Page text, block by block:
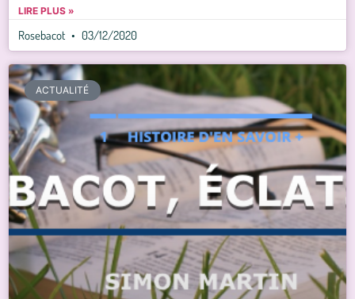
LIRE PLUS »
Rosebacot 03/12/2020
ACTUALITÉ